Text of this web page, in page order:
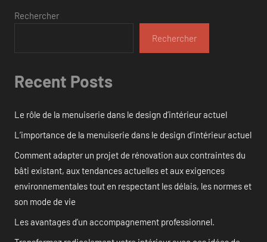
Rechercher
Rechercher
Recent Posts
Le rôle de la menuiserie dans le design d’intérieur actuel
L’importance de la menuiserie dans le design d’intérieur actuel
Comment adapter un projet de rénovation aux contraintes du
bâti existant, aux tendances actuelles et aux exigences
environnementales tout en respectant les délais, les normes et
son mode de vie
Les avantages d’un accompagnement professionnel.